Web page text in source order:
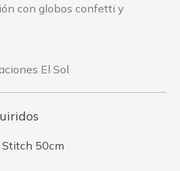
con globos confetti y
El Sol
50cm